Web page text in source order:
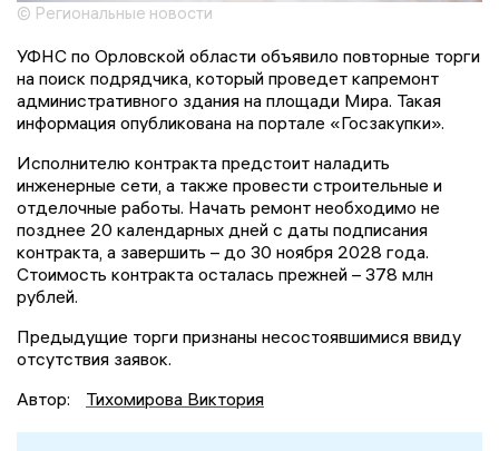
© Региональные новости
УФНС по Орловской области объявило повторные торги
на поиск подрядчика, который проведет капремонт
административного здания на площади Мира. Такая
информация опубликована на портале «Госзакупки».
Исполнителю контракта предстоит наладить
инженерные сети, а также провести строительные и
отделочные работы. Начать ремонт необходимо не
позднее 20 календарных дней с даты подписания
контракта, а завершить – до 30 ноября 2028 года.
Стоимость контракта осталась прежней – 378 млн
рублей.
Предыдущие торги признаны несостоявшимися ввиду
отсутствия заявок.
Автор:
Тихомирова Виктория